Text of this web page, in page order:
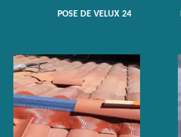
POSE DE VELUX 24